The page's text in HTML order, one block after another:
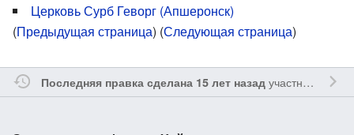
Церковь Сурб Геворг (Апшеронск)
(Предыдущая страница) (Следующая страница)
Последняя правка сделана 15 лет назадучастником